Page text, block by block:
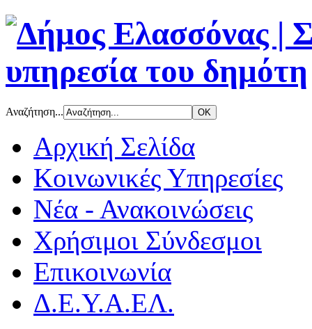
Αναζήτηση...
Αρχική Σελίδα
Κοινωνικές Υπηρεσίες
Νέα - Ανακοινώσεις
Χρήσιμοι Σύνδεσμοι
Επικοινωνία
Δ.Ε.Υ.Α.ΕΛ.